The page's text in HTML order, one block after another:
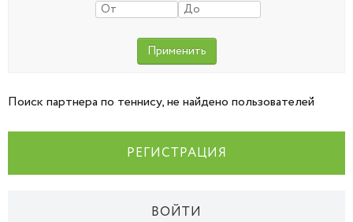
Поиск партнера по теннису, не найдено пользователей
РЕГИСТРАЦИЯ
ВОЙТИ